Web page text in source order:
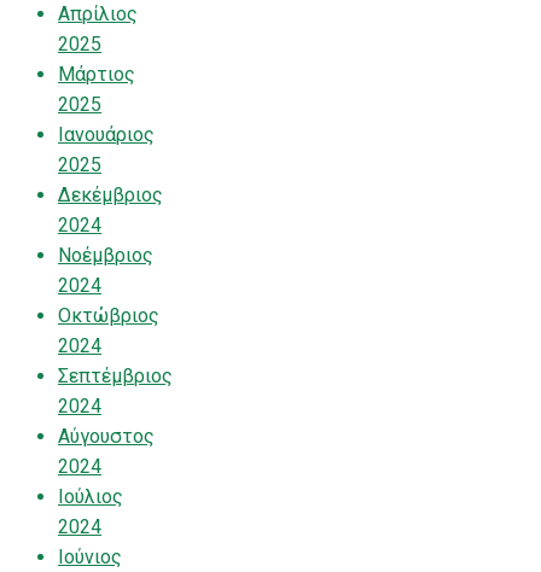
Απρίλιος
2025
Μάρτιος
2025
Ιανουάριος
2025
Δεκέμβριος
2024
Νοέμβριος
2024
Οκτώβριος
2024
Σεπτέμβριος
2024
Αύγουστος
2024
Ιούλιος
2024
Ιούνιος